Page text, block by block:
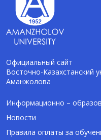
Официальный сайт
Восточно-Казахстанский
Аманжолова
Информационно –
Новости
Правила оплаты за
Помощник Amanzholov
Здравствуйте! Я
ВКУ им. Сарсена